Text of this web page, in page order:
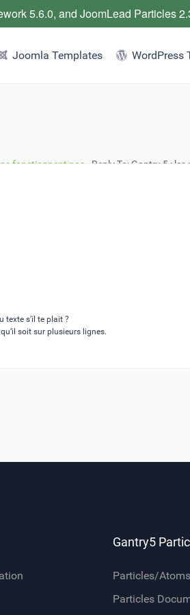
Joomla Templates WordPress
fonctionnent pas Reply To: Gantry 5 :
texte s’il te plait ?
soit sur plusieurs lignes.
Gantry5
Particles/Atoms
Particles
5.6.0, and JoomLead Particles